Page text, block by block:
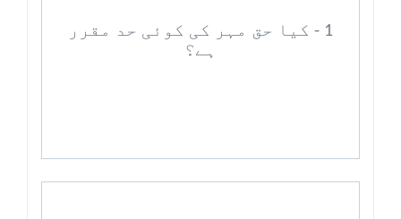
1 - کیا حق مہر کی کوئی حد مقرر
ہے؟